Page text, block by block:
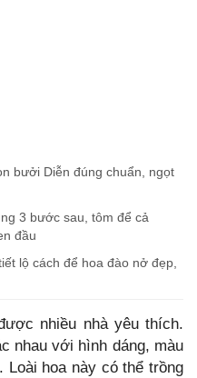
bưởi Diễn đúng chuẩn, ngọt
3 bước sau, tôm để cả
đầu
lộ cách để hoa đào nở đẹp,
nhiều nhà yêu thích.
nhau với hình dáng, màu
hoa này có thể trồng